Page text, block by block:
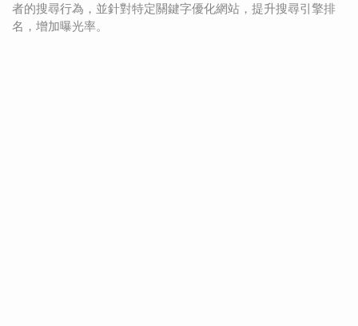
者的搜尋行為，並針對特定關鍵字優化網站，提升搜尋引擎排
名，增加曝光率。